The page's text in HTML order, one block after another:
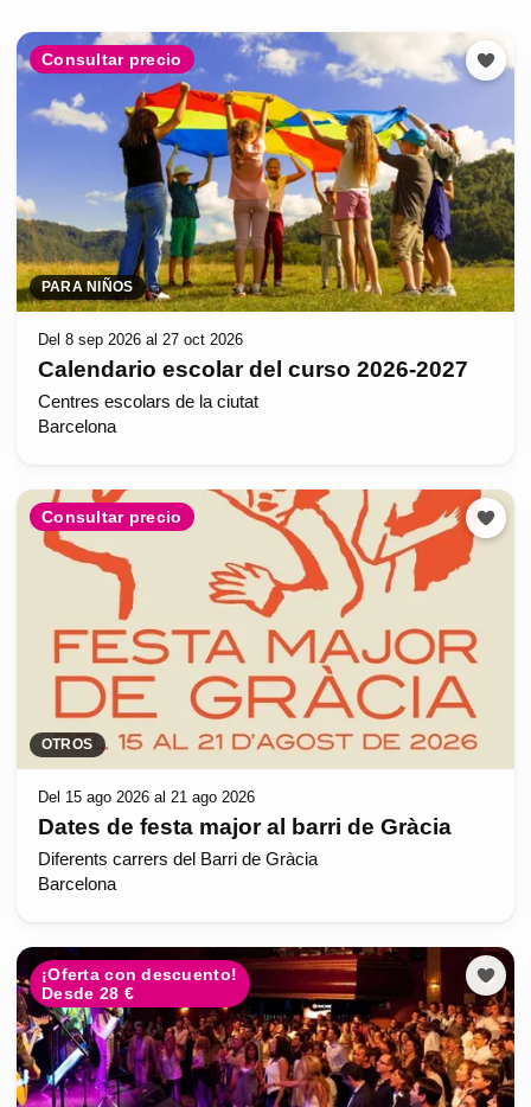
Consultar precio
PARA NIÑOS
Del 8 sep 2026 al 27 oct 2026
Calendario escolar del curso 2026-2027
Centres escolars de la ciutat
Barcelona
Consultar precio
OTROS
Del 15 ago 2026 al 21 ago 2026
Dates de festa major al barri de Gràcia
Diferents carrers del Barri de Gràcia
Barcelona
¡Oferta con descuento!
Desde 28 €